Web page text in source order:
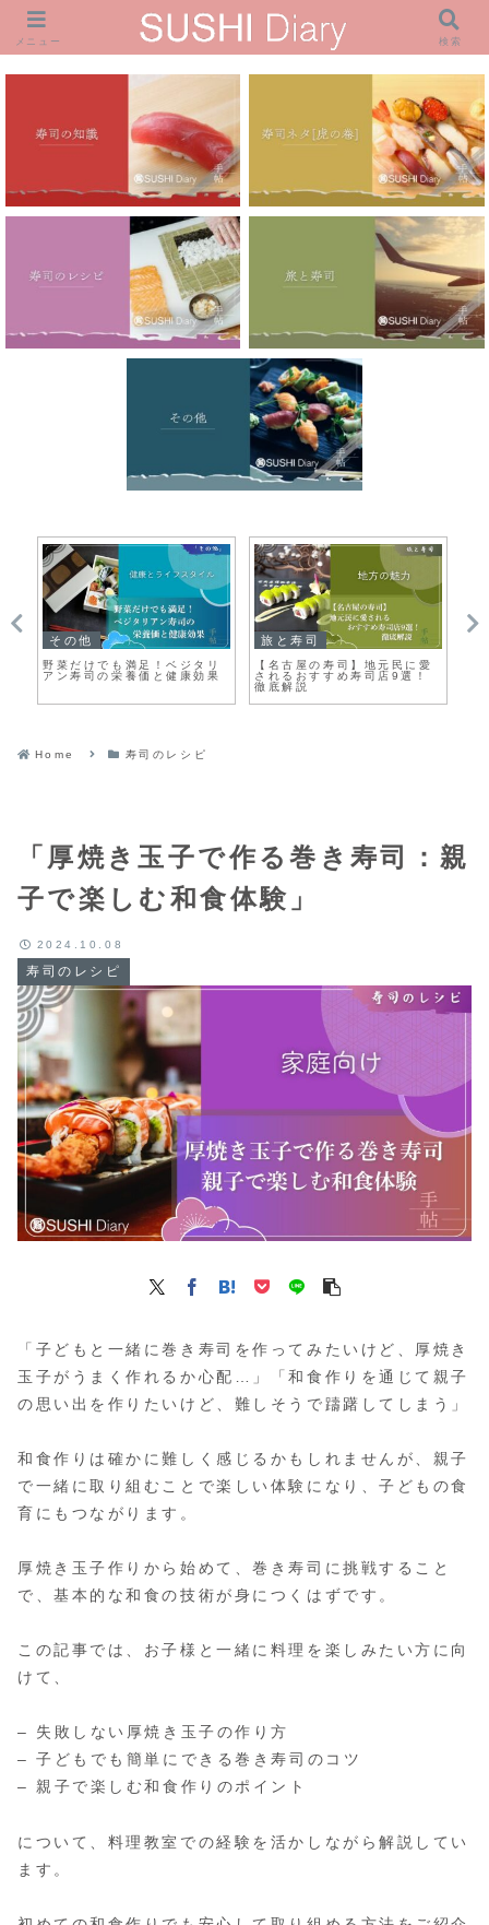
その他
野菜だけでも満足！ベジタリ
アン寿司の栄養価と健康効果
旅と寿司
【名古屋の寿司】地元民に愛
されるおすすめ寿司店9選！
徹底解説
Home 寿司のレシピ
「厚焼き玉子で作る巻き寿司：親
子で楽しむ和食体験」
寿司のレシピ
2024.10.08
「子どもと一緒に巻き寿司を作ってみたいけど、厚焼き
玉子がうまく作れるか心配…」「和食作りを通じて親子
の思い出を作りたいけど、難しそうで躊躇してしまう」
和食作りは確かに難しく感じるかもしれませんが、親子
で一緒に取り組むことで楽しい体験になり、子どもの食
育にもつながります。
厚焼き玉子作りから始めて、巻き寿司に挑戦すること
で、基本的な和食の技術が身につくはずです。
この記事では、お子様と一緒に料理を楽しみたい方に向
けて、
– 失敗しない厚焼き玉子の作り方
– 子どもでも簡単にできる巻き寿司のコツ
– 親子で楽しむ和食作りのポイント
について、料理教室での経験を活かしながら解説してい
ます。
メニュー 検索